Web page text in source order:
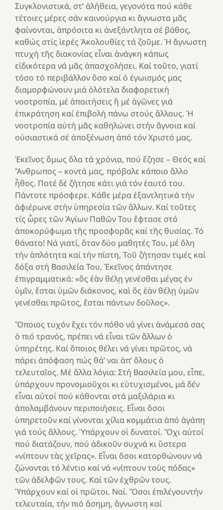
Συγκλονιστικά, στ’ ἀλήθεια, γεγονότα πού κάθε
τέτοιες μέρες σάν καινούργια κι ἄγνωστα μᾶς
φαίνονται, ἀπρόσιτα κι ἀνεξάντλητα σέ βάθος,
καθώς στίς ἱερές Ἀκολουθίες τά ζοῦμε. Ἡ ἄγνωστη
πτυχή τῆς διακονίας εἶναι ἀνάγκη κάπως
εἰδικότερα νά μᾶς ἀπασχολήσει. Καί τοῦτο, γιατί
τόσο τό περιβάλλον ὅσο καί ὁ ἐγωισμός μας
διαμορφώνουν μιά ὁλότελα διαφορετική
νοοτροπία, μέ ἀπαιτήσεις ἤ μέ ἀγῶνες γιά
ἐπικράτηση καί ἐπιβολή πάνω στούς ἄλλους. Ἡ
νοοτροπία αὐτή μᾶς καθηλώνει στήν ἄγνοια καί
οὐσιαστικά σέ ἀποξένωση ἀπό τόν Χριστό μας.
Ἐκεῖνος ὅμως ὅλα τά χρόνια, πού ἔζησε – Θεός καί
Ἄνθρωπος – κοντά μας, πρόβαλε κάποιο ἄλλο
ἦθος. Ποτέ δέ ζήτησε κάτι γιά τόν ἑαυτό του.
Πάντοτε πρόσφερε. Κάθε μέρα ἐξαντλητικά τήν
ἀφιέρωνε στήν ὑπηρεσία τῶν ἄλλων. Καί τοῦτες
τίς ὧρες τῶν Ἁγίων Παθῶν Του ἔφτασε στό
ἀποκορύφωμα τῆς προσφορᾶς καί τῆς θυσίας. Τό
θάνατο! Νά γιατί, ὅταν δύο μαθητές Του, μέ ὅλη
τήν ἁπλότητα καί τήν πίστη, Τοῦ ζήτησαν τιμές καί
δόξα στή Βασιλεία Του, Ἐκεῖνος ἀπάντησε
ἐπιγραμματικά: «ὃς ἐὰν θέλῃ γενέσθαι μέγας ἐν
ὑμῖν, ἔσται ὑμῶν διάκονος, καὶ ὃς ἐὰν θέλῃ ὑμῶν
γενέσθαι πρῶτος, ἔσται πάντων δοῦλος».
Ὅποιος τυχόν ἔχει τόν πόθο νά γίνει ἀνάμεσά σας
ὁ πιό τρανός, πρέπει νά εἶναι τῶν ἄλλων ὁ
ὑπηρέτης. Καί ὅποιος θέλει νά γίνει πρῶτος, νά
πάρει ἀπόφαση πώς θά’ ναι ἀπ’ ὅλους ὁ
τελευταῖος. Μέ ἄλλα λόγια: Στή Βασιλεία μου, εἶπε,
ὑπάρχουν προνομιοῦχοι κι εὐτυχισμένοι, μά δέν
εἶναι αὐτοί πού κάθονται στά μαξιλάρια κι
ἀπολαμβάνουν περιποιήσεις. Εἶναι ὅσοι
ὑπηρετοῦν καί γίνονται χίλια κομμάτια ἀπό ἀγάπη
γιά τούς ἄλλους. Ὑπάρχουν οἱ δυνατοί. Ὄχι αὐτοί
πού διατάζουν, πού ἀδικοῦν συχνά κι ὕστερα
«νίπτουν τὰς χεῖρας». Εἶναι ὅσοι κατορθώνουν νά
ζώνονται τό λέντιο καί νά «νίπτουν τοὺς πόδας»
τῶν ἀδελφῶν τους. Καί τῶν ἐχθρῶν τους.
Ὑπάρχουν καί οἱ πρῶτοι. Ναί. Ὅσοι ἐπιλέγουντήν
τελευταία, τήν πιό ἄσημη, ἄγνωστη καί